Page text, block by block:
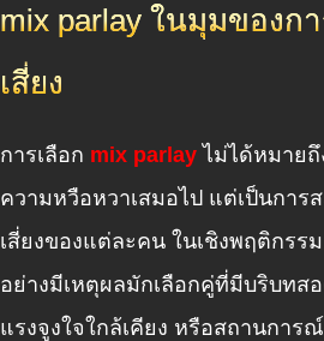
mix parlay ในมุมของก
เสี่ยง
การเลือก mix parlay ไม่ได้หมายถึ
ความหวือหวาเสมอไป แต่เป็นการ
เสี่ยงของแต่ละคน ในเชิงพฤติกรร
อย่างมีเหตุผลมักเลือกคู่ที่มีบริบทส
แรงจูงใจใกล้เคียง หรือสถานการ